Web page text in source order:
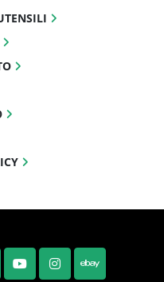
YOUTUBEINSTAGRAM
EBAY